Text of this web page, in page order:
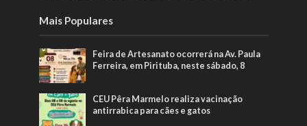
Mais Populares
Feira de Artesanato ocorrerá na Av. Paula
Ferreira, em Pirituba, neste sábado, 8
CEU Pêra Marmelo realiza vacinação
antirrabica para cães e gatos